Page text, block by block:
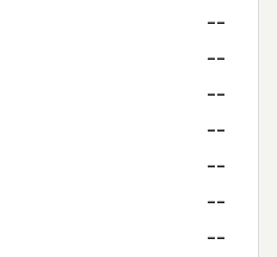
--
--
--
--
--
--
--